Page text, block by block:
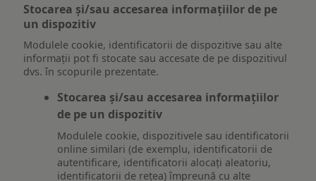
Stocarea și/sau accesarea informațiilor de pe
un dispozitiv
Modulele cookie, identificatorii de dispozitive sau alte
informații pot fi stocate sau accesate de pe dispozitivul
dvs. în scopurile prezentate.
Stocarea și/sau accesarea informațiilor
de pe un dispozitiv
Modulele cookie, dispozitivele sau identificatorii
online similari (de exemplu, identificatorii de
autentificare, identificatorii alocați aleatoriu,
identificatorii de rețea) împreună cu alte